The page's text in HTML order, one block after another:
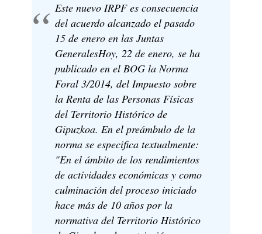
Este nuevo IRPF es consecuencia
del acuerdo alcanzado el pasado
15 de enero en las Juntas
GeneralesHoy, 22 de enero, se ha
publicado en el BOG la Norma
Foral 3/2014, del Impuesto sobre
la Renta de las Personas Físicas
del Territorio Histórico de
Gipuzkoa. En el preámbulo de la
norma se especifica textualmente:
"En el ámbito de los rendimientos
de actividades económicas y como
culminación del proceso iniciado
hace más de 10 años por la
normativa del Territorio Histórico